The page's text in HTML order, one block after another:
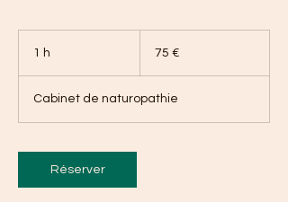
1 h 75 €
Cabinet de naturopathie
Réserver